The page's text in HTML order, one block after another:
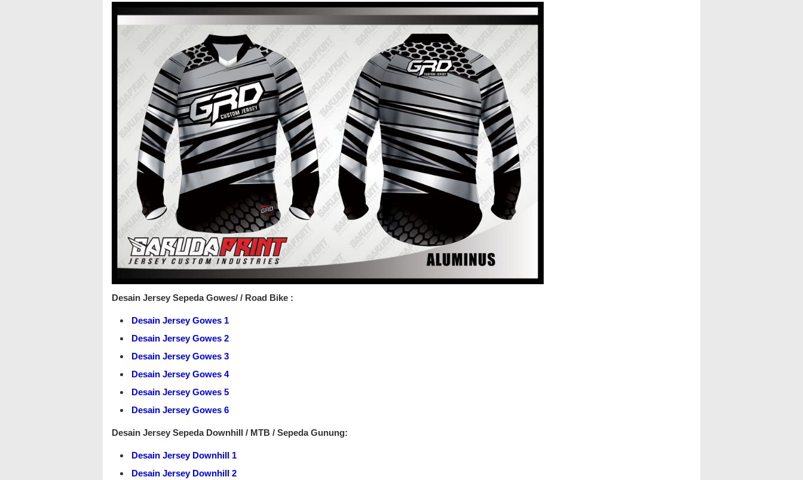
Desain Jersey Sepeda Gowes/ / Road Bike :
Desain Jersey Gowes 1
Desain Jersey Gowes 2
Desain Jersey Gowes 3
Desain Jersey Gowes 4
Desain Jersey Gowes 5
Desain Jersey Gowes 6
Desain Jersey Sepeda Downhill / MTB / Sepeda Gunung:
Desain Jersey Downhill 1
Desain Jersey Downhill 2